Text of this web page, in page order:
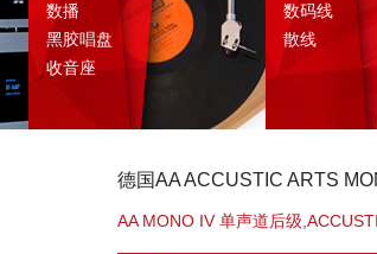
数播
黑胶唱盘
收音座
数码线
散线
德国AA ACCUSTIC ARTS
AA MONO IV 单声道后级